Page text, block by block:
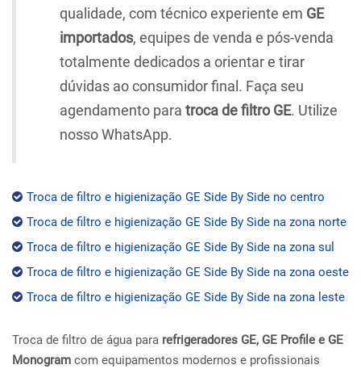
qualidade, com técnico experiente em GE
importados, equipes de venda e pós-venda
totalmente dedicados a orientar e tirar
dúvidas ao consumidor final. Faça seu
agendamento para troca de filtro GE. Utilize
nosso WhatsApp.
Troca de filtro e higienização GE Side By Side no centro
Troca de filtro e higienização GE Side By Side na zona norte
Troca de filtro e higienização GE Side By Side na zona sul
Troca de filtro e higienização GE Side By Side na zona oeste
Troca de filtro e higienização GE Side By Side na zona leste
Troca de filtro de água para refrigeradores GE, GE Profile e GE
Monogram com equipamentos modernos e profissionais